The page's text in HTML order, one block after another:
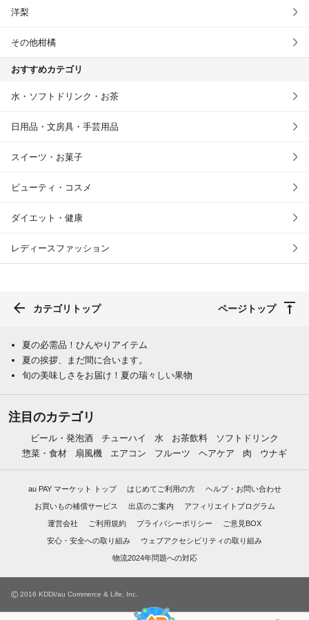
洋梨
その他柑橘
おすすめカテゴリ
水・ソフトドリンク・お茶
日用品・文房具・手芸用品
スイーツ・お菓子
ビューティ・コスメ
ダイエット・健康
レディースファッション
カテゴリトップ ページトップ
夏の必需品！ひんやりアイテム
夏の挨拶、まだ間に合います。
旬の美味しさをお届け！夏の瑞々しい果物
注目のカテゴリ
ビール・発泡酒 チューハイ 水 お茶飲料
ソフトドリンク
惣菜・食材
扇風機 エアコン フルーツ ヘアケア 肉 ウナギ
au PAY マーケット トップ はじめてご利用の方 ヘルプ・お問い合わせ
お買いもの補償サービス 出店のご案内 アフィリエイトプログラム
運営会社 ご利用規約 プライバシーポリシー ご意見BOX
安心・安全への取り組み ウェブアクセシビリティの取り組み
物流2024年問題への対応
© 2016 KDDI/au Commerce & Life, Inc.